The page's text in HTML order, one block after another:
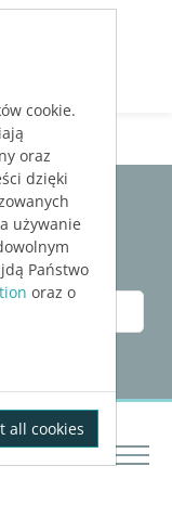
cookie.
oraz
dzięki
używanie
Państwo
oraz o
all cookies